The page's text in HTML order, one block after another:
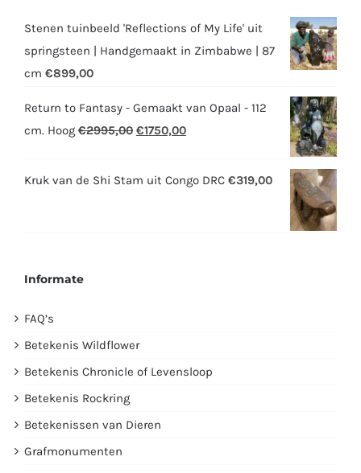
Stenen tuinbeeld 'Reflections of My Life' uit
springsteen | Handgemaakt in Zimbabwe | 87
cm €899,00
Return to Fantasy - Gemaakt van Opaal - 112
cm. Hoog €2995,00 Oorspronkelijke
was:
€1750,00Huidige
is:
Kruk van de Shi Stam uit Congo DRC €319,00
Informate
FAQ’s
Betekenis Wildflower
Betekenis Chronicle of Levensloop
Betekenis Rockring
Betekenissen van Dieren
Grafmonumenten